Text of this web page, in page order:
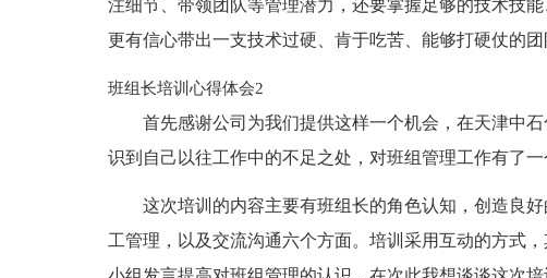
注细节、带领团队等管理潜力，还要掌握足够的技术技
更有信心带出一支技术过硬、肯于吃苦、能够打硬仗的团
班组长培训心得体会2
首先感谢公司为我们提供这样一个机会，在天津中
识到自己以往工作中的不足之处，对班组管理工作有了一
这次培训的内容主要有班组长的角色认知，创造良
工管理，以及交流沟通六个方面。培训采用互动的方式